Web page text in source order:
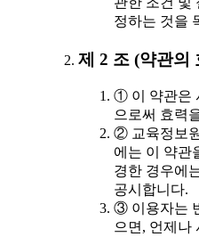
정하는 것을
제 2 조 (약관의
① 이 약관은
으로써 효력
② 교육정보
에는 이 약관
경한 경우에
공시합니다.
③ 이용자는
으면, 언제나